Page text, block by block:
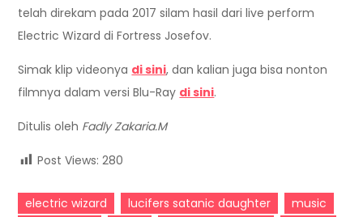
telah direkam pada 2017 silam hasil dari live perform
Electric Wizard di Fortress Josefov.
Simak klip videonya di sini, dan kalian juga bisa nonton
filmnya dalam versi Blu-Ray di sini.
Ditulis oleh Fadly Zakaria.M
Post Views: 280
electric wizard lucifers satanic daughter
music